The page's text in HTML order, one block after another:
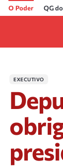
O Poder QG
EXECUTIVO